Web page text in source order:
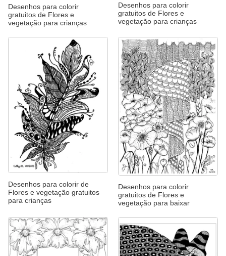
Desenhos para colorir
gratuitos de Flores e
vegetação para crianças
Desenhos para colorir
gratuitos de Flores e
vegetação para crianças
Desenhos para colorir de
Flores e vegetação gratuitos
para crianças
Desenhos para colorir
gratuitos de Flores e
vegetação para baixar